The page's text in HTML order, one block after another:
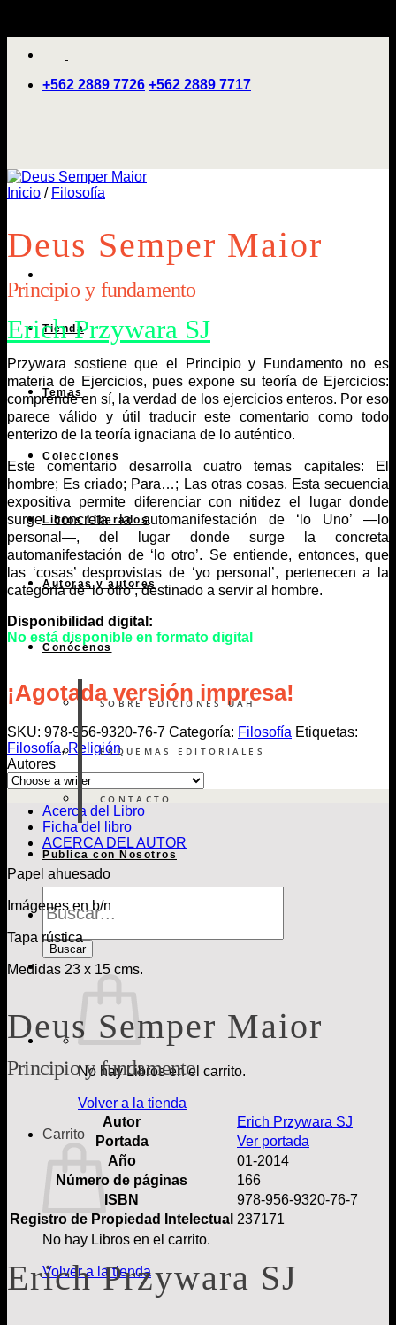
+562 2889 7726 +562 2889 7717
Tienda
Temas
Colecciones
Libros Liberados
Autoras y autores
Conócenos
SOBRE EDICIONES UAH
ESQUEMAS EDITORIALES
CONTACTO
Publica con Nosotros
de
Buscar
No hay Libros en el carrito.
Volver a la tienda
Carrito
No hay Libros en el carrito.
Volver a la tienda
Inicio / Filosofía
Deus Semper Maior
Principio y fundamento
Erich Przywara SJ
Przywara sostiene que el Principio y Fundamento no es
materia de Ejercicios, pues expone su teoría de Ejercicios:
comprende en sí, la verdad de los ejercicios enteros. Por eso
parece válido y útil traducir este comentario como todo
enterizo de la teoría ignaciana de lo auténtico.
Este comentario desarrolla cuatro temas capitales: El
hombre; Es criado; Para…; Las otras cosas. Esta secuencia
expositiva permite diferenciar con nitidez el lugar donde
surge concreta la automanifestación de ‘lo Uno’ —lo
personal—, del lugar donde surge la concreta
automanifestación de ‘lo otro’. Se entiende, entonces, que
las ‘cosas’ desprovistas de ‘yo personal’, pertenecen a la
categoría de ‘lo otro’, destinado a servir al hombre.
Disponibilidad digital:
No está disponible en formato digital
¡Agotada versión impresa!
SKU: 978-956-9320-76-7 Categoría: Filosofía Etiquetas:
Filosofía,Religión
Autores
Acerca del Libro
Ficha del libro
ACERCA DEL AUTOR
Papel ahuesado
Imágenes en b/n
Tapa rústica
Medidas 23 x 15 cms.
Deus Semper Maior
Principio y fundamento
Autor
Erich Przywara SJ
Portada
Ver portada
Año
01-2014
Número de páginas
166
ISBN
978-956-9320-76-7
Registro de Propiedad Intelectual 237171
Erich Przywara SJ